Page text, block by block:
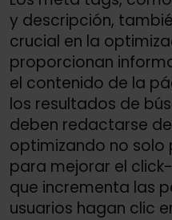
y descripción,
crucial en la
proporcionan
el contenido de la
los resultados de
deben redactarse
optimizando no solo
para mejorar el
que incrementa las
usuarios hagan clic